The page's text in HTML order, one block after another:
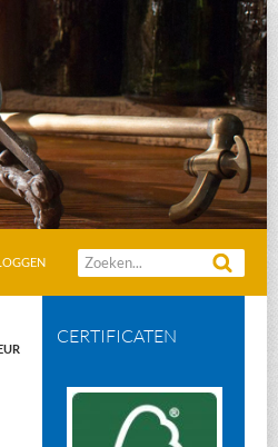
Zoeken
CERTIFICATEN